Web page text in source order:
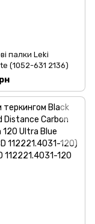
палки Leki
(1052-631 2136)